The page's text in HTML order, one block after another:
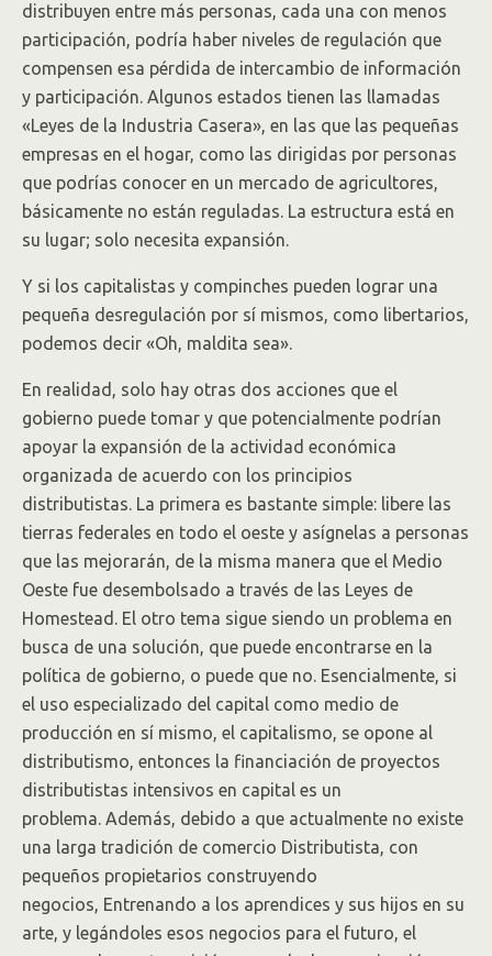
distribuyen entre más personas, cada una con menos
participación, podría haber niveles de regulación que
compensen esa pérdida de intercambio de información
y participación. Algunos estados tienen las llamadas
«Leyes de la Industria Casera», en las que las pequeñas
empresas en el hogar, como las dirigidas por personas
que podrías conocer en un mercado de agricultores,
básicamente no están reguladas. La estructura está en
su lugar; solo necesita expansión.
Y si los capitalistas y compinches pueden lograr una
pequeña desregulación por sí mismos, como libertarios,
podemos decir «Oh, maldita sea».
En realidad, solo hay otras dos acciones que el
gobierno puede tomar y que potencialmente podrían
apoyar la expansión de la actividad económica
organizada de acuerdo con los principios
distributistas. La primera es bastante simple: libere las
tierras federales en todo el oeste y asígnelas a personas
que las mejorarán, de la misma manera que el Medio
Oeste fue desembolsado a través de las Leyes de
Homestead. El otro tema sigue siendo un problema en
busca de una solución, que puede encontrarse en la
política de gobierno, o puede que no. Esencialmente, si
el uso especializado del capital como medio de
producción en sí mismo, el capitalismo, se opone al
distributismo, entonces la financiación de proyectos
distributistas intensivos en capital es un
problema. Además, debido a que actualmente no existe
una larga tradición de comercio Distributista, con
pequeños propietarios construyendo
negocios, Entrenando a los aprendices y sus hijos en su
arte, y legándoles esos negocios para el futuro, el